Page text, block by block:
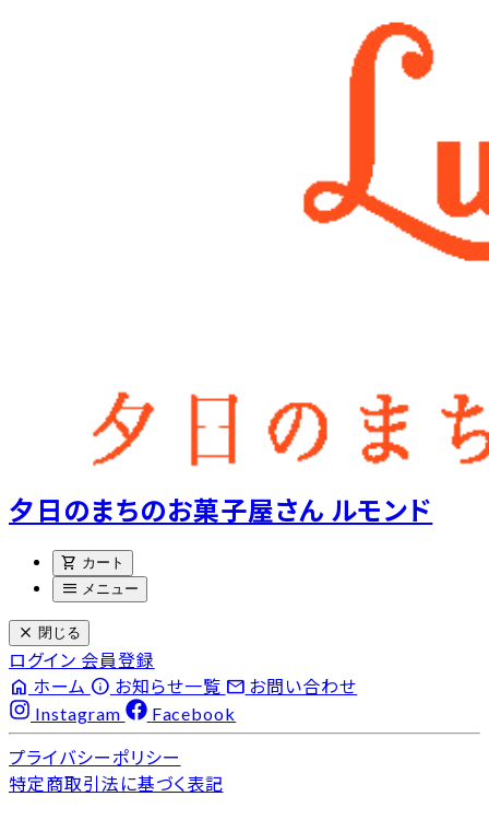
夕日のまちのお菓子屋さん ルモンド
shopping_cart カート
menu メニュー
close 閉じる
ログイン 会員登録
home ホーム info お知らせ一覧 email お問い合わせ
Instagram
Facebook
プライバシーポリシー
特定商取引法に基づく表記